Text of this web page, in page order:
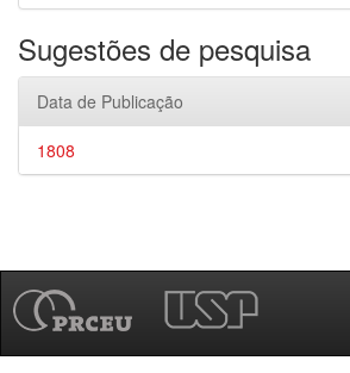
Sugestões de pesquisa
Data de Publicação
1808